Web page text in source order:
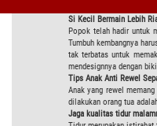
Si Kecil Bermain Lebih
Popok telah hadir untuk
Tumbuh kembangnya
tak terbatas untuk
mendesignnya dengan
Tips Anak Anti Rewel
Anak yang rewel
dilakukan orang tua
Jaga kualitas tidur